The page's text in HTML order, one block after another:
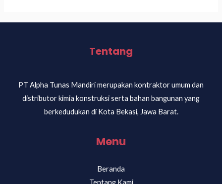
Tentang
PT Alpha Tunas Mandiri merupakan kontraktor umum dan
distributor kimia konstruksi serta bahan bangunan yang
berkedudukan di Kota Bekasi, Jawa Barat.
Menu
Beranda
Tentang Kami